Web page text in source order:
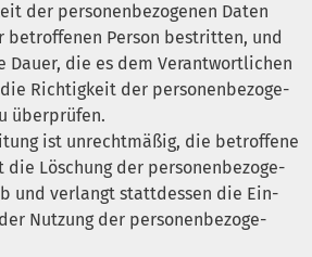
der per­so­nen­be­zo­ge­nen Daten
betrof­fe­nen Per­son bestrit­ten, und
Dau­er, die es dem Ver­ant­wort­li­chen
Rich­tig­keit der per­so­nen­be­zo­ge­
überprüfen.
ist unrecht­mä­ßig, die betrof­fe­ne
die Löschung der per­so­nen­be­zo­ge­
und ver­langt statt­des­sen die Ein­
Nut­zung der per­so­nen­be­zo­ge­